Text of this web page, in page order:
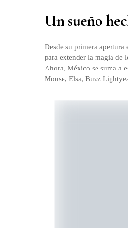
Un sueño
Desde su primera apertura
para extender la magia de
Ahora, México se suma a
Mouse, Elsa, Buzz